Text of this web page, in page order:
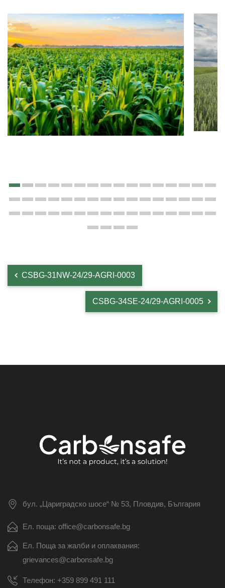
CSBG-31NW-24/29-AGRI-0003
CSBG-34SE-24/29-AGRI-0005
бул. „Цариградско шосе“ № 53, Пловдив, България
Ел. поща: office@carbonsafe.bg
Ел. Поща за жалби и оплаквания:
grievances@carbonsafe.bg
Телефон: +359 899 491 111